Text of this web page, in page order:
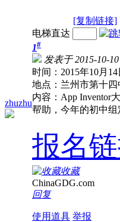
[复制链接]
zhuzhu
电梯直达
1#
发表于 2015-10-
时间：2015年10月
地点：兰州市第十四
内容：App Inventor
帮助，今年的初中
报名
收藏
ChinaGDG.com
回复
使用道具 举报